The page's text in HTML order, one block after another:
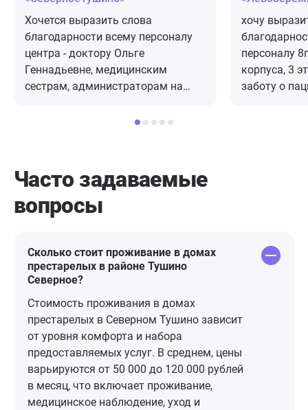
Хочется выразить слова
благодарности всему персоналу
центра - доктору Ольге
Геннадьевне, медицинским
сестрам, администраторам на
мероприятий, сиделкам - за
нашей бабушке Галине
Васильевне, которая проживает
на 5 этаже 1 корпуса. Отличный
центр, здесь работают настоящие
работу. Летом бывает приятно
погулять по благоустроенным
дорожкам, ухоженная территория-
высажено очень много красивых
цветов, беседки для отдыха,
фонтан, качели, лавочки. Всё
везде очень чисто и стерильно.
хочу
персоналу
корпуса, 3
заботу о
Никитина
Лобанова
Часто задаваемые
вопросы
Сколько стоит проживание в домах
престарелых в районе Тушино
Северное?
Стоимость проживания в домах
престарелых в Северном Тушино зависит
от уровня комфорта и набора
предоставляемых услуг. В среднем, цены
варьируются от 50 000 до 120 000 рублей
в месяц, что включает проживание,
медицинское наблюдение, уход и